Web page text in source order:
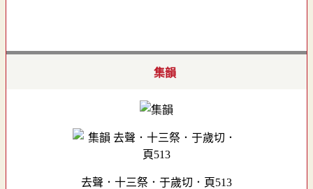
集韻
去聲．十三祭．于歲切．頁513